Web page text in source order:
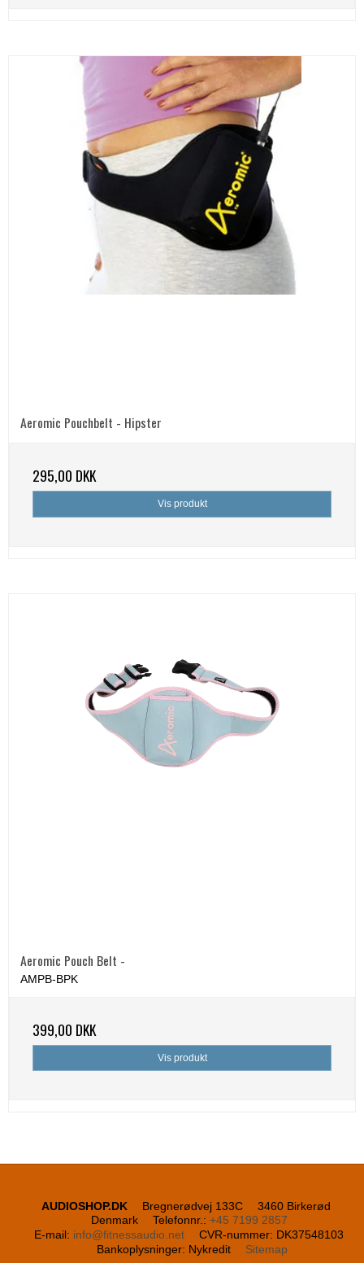
Aeromic Pouchbelt - Hipster
295,00 DKK
Vis produkt
Aeromic Pouch Belt -
AMPB-BPK
399,00 DKK
Vis produkt
AUDIOSHOP.DK Bregnerødvej 133C
3460 Birkerød
Denmark
Telefonnr.: +45 7199 2857
E-mail: info@fitnessaudio.net CVR-nummer: DK37548103
Bankoplysninger: Nykredit
Sitemap